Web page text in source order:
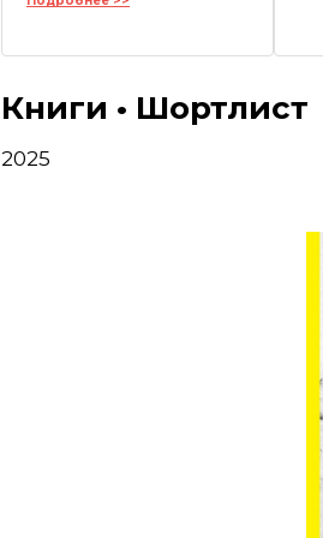
Книги • Шортлист
2025